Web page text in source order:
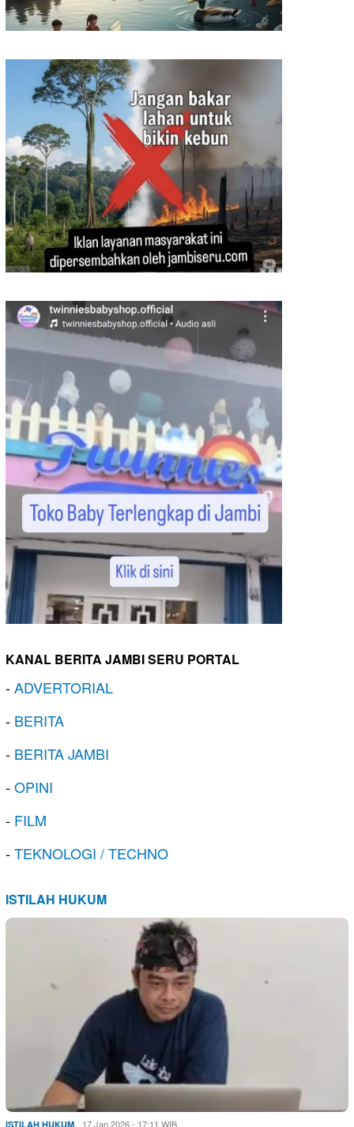
KANAL BERITA JAMBI SERU PORTAL
-ADVERTORIAL
- BERITA
- BERITA JAMBI
-OPINI
- FILM
-TEKNOLOGI / TECHNO
ISTILAH HUKUM
ISTILAH HUKUM 17 Jan 2026 - 17:11 WIB